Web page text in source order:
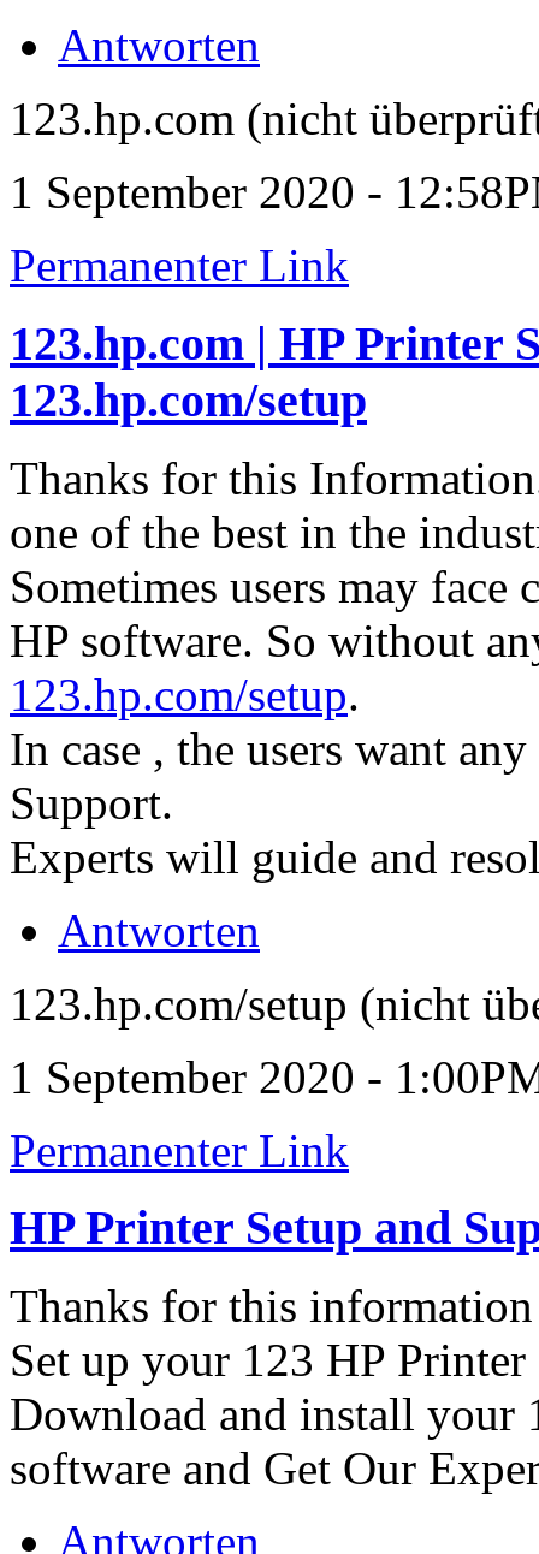
Antworten
123.hp.com (nicht
1 September 2020 -
Permanenter Link
123.hp.com | HP Printer
123.hp.com/setup
Thanks for this
one of the best in the
Sometimes users may
HP software. So without
123.hp.com/setup.
In case , the users want
Support.
Experts will guide and
Antworten
123.hp.com/setup (nicht
1 September 2020 -
Permanenter Link
HP Printer Setup and
Thanks for this
Set up your 123 HP
Download and install your
software and Get Our
Antworten